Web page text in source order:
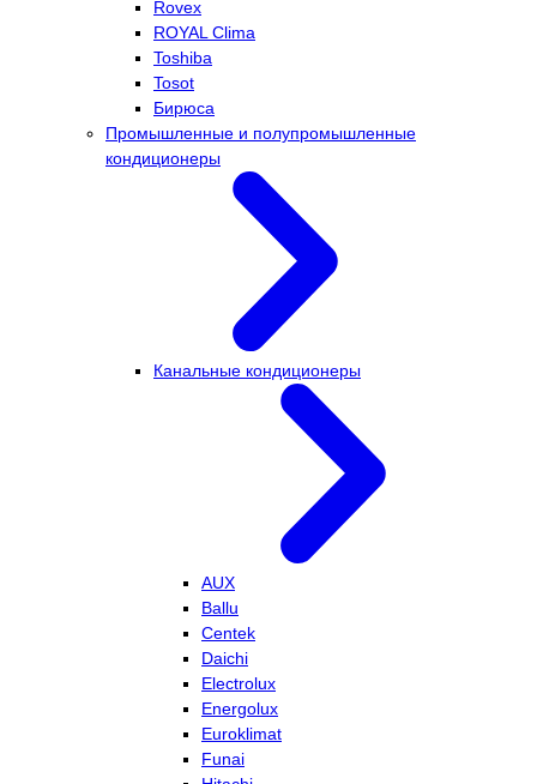
Rovex
ROYAL Clima
Toshiba
Tosot
Бирюса
Промышленные и полупромышленные
кондиционеры
Канальные кондиционеры
AUX
Ballu
Centek
Daichi
Electrolux
Energolux
Euroklimat
Funai